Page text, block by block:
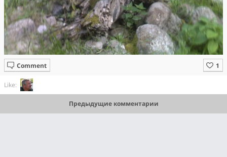
Comment
Like:
Предыдущие комментарии